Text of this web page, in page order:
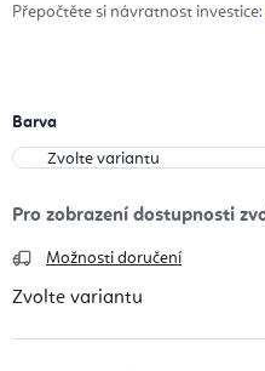
Přepočtěte si návratnost investice:
Barva
Možnosti doručení
Zvolte variantu